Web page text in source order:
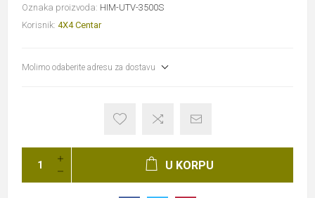
Oznaka proizvoda: HIM-UTV-3500S
Korisnik: 4X4 Centar
Molimo odaberite adresu za dostavu
U KORPU